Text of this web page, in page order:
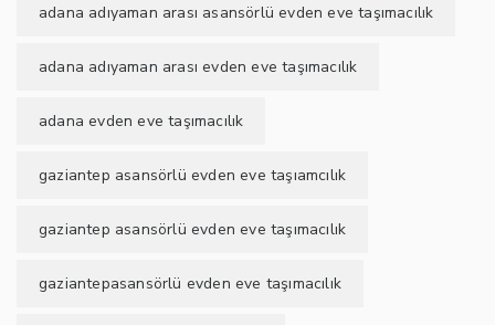
adana adıyaman arası asansörlü evden eve taşımacılık
adana adıyaman arası evden eve taşımacılık
adana evden eve taşımacılık
gaziantep asansörlü evden eve taşıamcılık
gaziantep asansörlü evden eve taşımacılık
gaziantepasansörlü evden eve taşımacılık